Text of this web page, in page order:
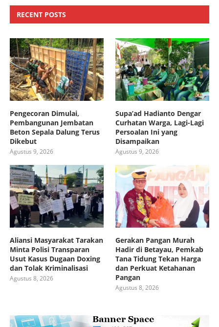
RECENT POSTS
Pengecoran Dimulai,
Pembangunan Jembatan
Beton Sepala Dalung Terus
Dikebut
Agustus 9, 2026
Supa’ad Hadianto Dengar
Curhatan Warga, Lagi-Lagi
Persoalan Ini yang
Disampaikan
Agustus 9, 2026
Aliansi Masyarakat Tarakan
Minta Polisi Transparan
Usut Kasus Dugaan Doxing
dan Tolak Kriminalisasi
Agustus 8, 2026
Gerakan Pangan Murah
Hadir di Betayau, Pemkab
Tana Tidung Tekan Harga
dan Perkuat Ketahanan
Pangan
Agustus 8, 2026